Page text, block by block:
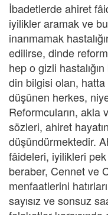
İbadetlerde ahiret
iyilikler aramak ve
inanmamak
edilirse, dinde
hep o gizli
din bilgisi olan, hatta
düşünen herkes,
Reformcuların, akla
sözleri, ahiret
düşündürmektedir.
fâideleri, iyilikleri
beraber, Cennet ve
menfaatlerini
sayısız ve sonsuz